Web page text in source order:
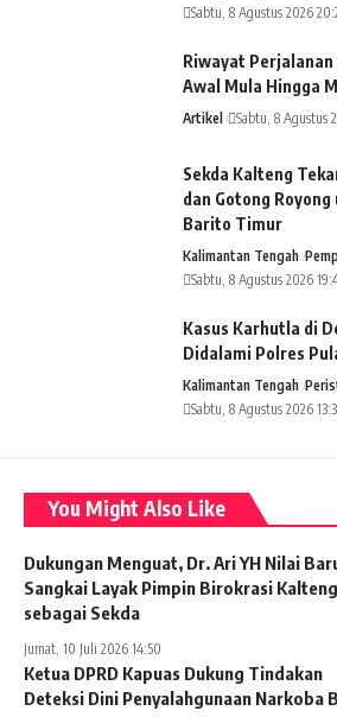
Sabtu, 8 Agustus 2026
Riwayat
Awal Mula Hingga
Artikel Sabtu, 8 Agustus
Sekda Kalteng
dan Gotong
Barito Timur
Kalimantan Tengah
Sabtu, 8 Agustus 2026
Kasus Karhutla di
Didalami Polres
Kalimantan Tengah
Sabtu, 8 Agustus 2026
You Might Also Like
Dukungan Menguat, Dr. Ari YH Nilai
Sangkai Layak Pimpin Birokrasi Kalteng
sebagai Sekda
Jumat, 10 Juli 2026 14:50
Ketua DPRD Kapuas Dukung Tindakan
Deteksi Dini Penyalahgunaan Narkoba